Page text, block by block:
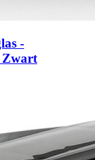
-
Zwart